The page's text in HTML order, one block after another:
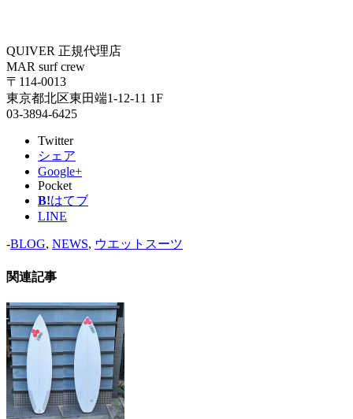
QUIVER 正規代理店
MAR surf crew
〒114-0013
東京都北区東田端1-12-11 1F
03-3894-6425
Twitter
シェア
Google+
Pocket
B!はてブ
LINE
-BLOG, NEWS, ウエットスーツ
関連記事